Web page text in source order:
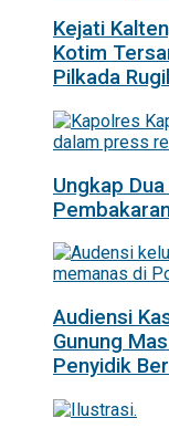
Kejati
Kotim
Pilkada
Ungkap
Audiensi
Gunung
Penyidik